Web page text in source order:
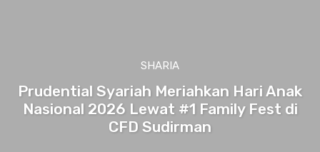
SHARIA
Prudential Syariah Meriahkan Hari Anak
Nasional 2026 Lewat #1 Family Fest di
CFD Sudirman